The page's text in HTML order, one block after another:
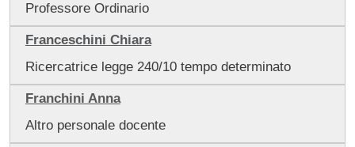
Professore Ordinario
Franceschini Chiara
Ricercatrice legge 240/10 tempo determinato
Franchini Anna
Altro personale docente